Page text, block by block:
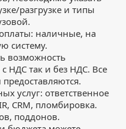
разгрузке и типы
наличные, на
систему.
возможность
НДС так и без НДС. Все
услуг: ответственное
CRM, пломбировка.
поддонов.